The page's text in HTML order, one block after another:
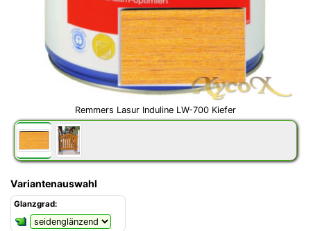
Remmers Lasur Induline LW-700 Kiefer
Variantenauswahl
Glanzgrad: